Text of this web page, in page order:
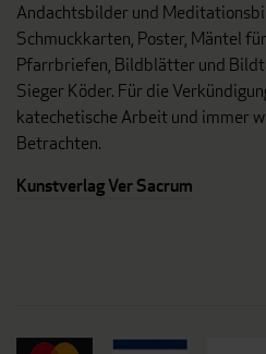
Andachtsbilder und
Schmuckkarten, Poster, Mäntel
Pfarrbriefen, Bildblätter und
Sieger Köder. Für die
katechetische Arbeit und immer
Betrachten.
Kunstverlag Ver Sacrum